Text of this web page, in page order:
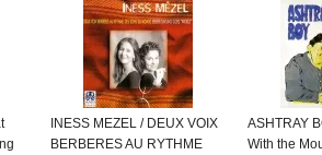
INESS MEZEL / DEUX VOIX
BERBERES AU RYTHME
ASHTRAY
With the